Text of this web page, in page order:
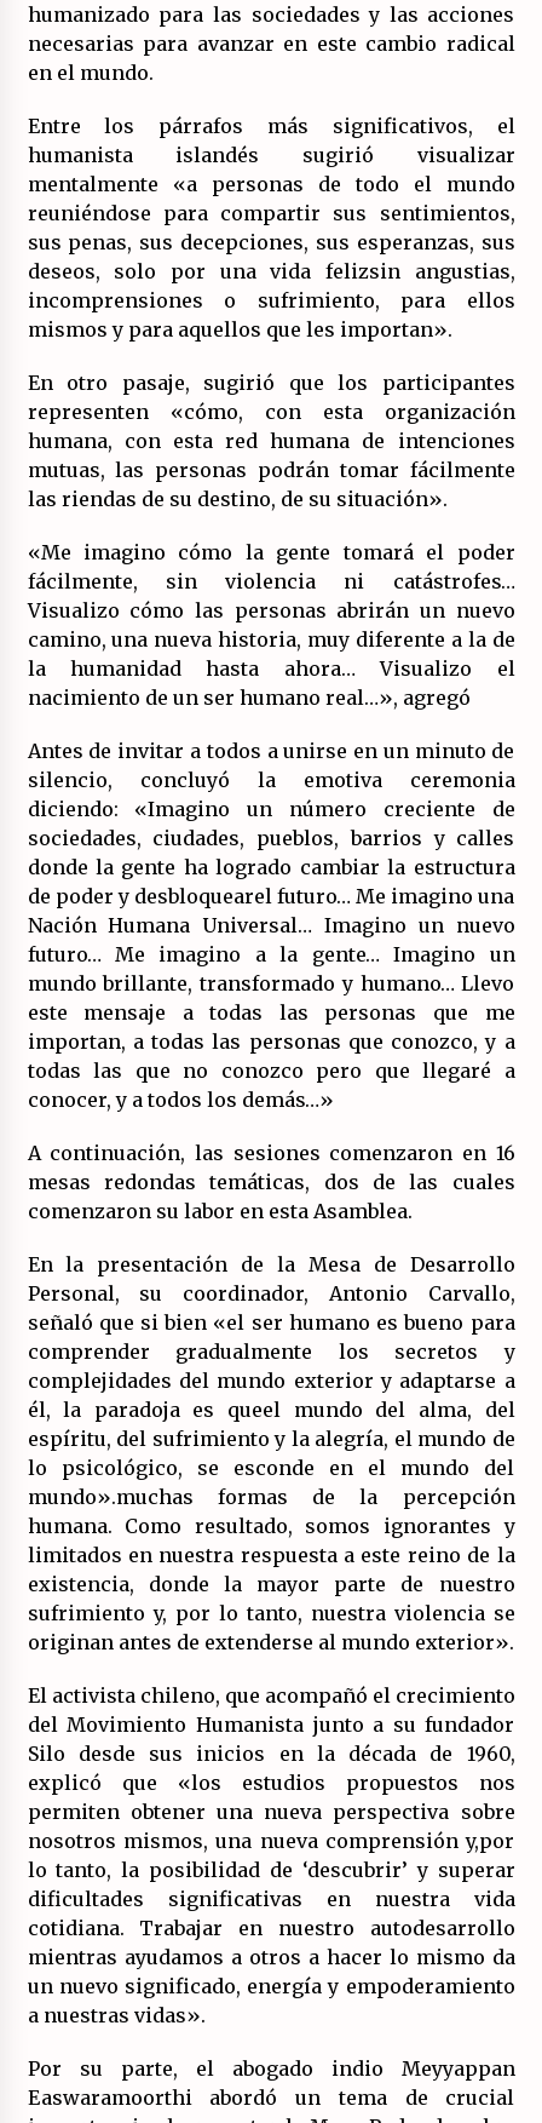
La OTAN acelera la militarización industrial
con un nuevo modelo de producción
Actos en Valencia y Alicante contra la
represión del activismo por Palestina.
16/07/2026
Asamblea abierta de los CLER en Alaquàs
plantea una alternativa a las obras aprobadas
para La Saleta y la línea C3.
16/07/2026
Declaración de Estambul por un Frente Común
contra la OTAN, el Imperialismo y la Guerra.
14/07/2026
El fuego no tiene la culpa en Los Gallardos
(Almería)
humanizado para las sociedades y las acciones
necesarias para avanzar en este cambio radical
en el mundo.
Entre los párrafos más significativos, el
humanista islandés sugirió visualizar
mentalmente «a personas de todo el mundo
reuniéndose para compartir sus sentimientos,
sus penas, sus decepciones, sus esperanzas, sus
deseos, solo por una vida felizsin angustias,
incomprensiones o sufrimiento, para ellos
mismos y para aquellos que les importan».
En otro pasaje, sugirió que los participantes
representen «cómo, con esta organización
humana, con esta red humana de intenciones
mutuas, las personas podrán tomar fácilmente
las riendas de su destino, de su situación».
«Me imagino cómo la gente tomará el poder
fácilmente, sin violencia ni catástrofes…
Visualizo cómo las personas abrirán un nuevo
camino, una nueva historia, muy diferente a la de
la humanidad hasta ahora… Visualizo el
nacimiento de un ser humano real…», agregó
Antes de invitar a todos a unirse en un minuto de
silencio, concluyó la emotiva ceremonia
diciendo: «Imagino un número creciente de
sociedades, ciudades, pueblos, barrios y calles
donde la gente ha logrado cambiar la estructura
de poder y desbloquearel futuro… Me imagino una
Nación Humana Universal… Imagino un nuevo
futuro… Me imagino a la gente… Imagino un
mundo brillante, transformado y humano… Llevo
este mensaje a todas las personas que me
importan, a todas las personas que conozco, y a
todas las que no conozco pero que llegaré a
conocer, y a todos los demás…»
A continuación, las sesiones comenzaron en 16
mesas redondas temáticas, dos de las cuales
comenzaron su labor en esta Asamblea.
En la presentación de la Mesa de Desarrollo
Personal, su coordinador, Antonio Carvallo,
señaló que si bien «el ser humano es bueno para
comprender gradualmente los secretos y
complejidades del mundo exterior y adaptarse a
él, la paradoja es queel mundo del alma, del
espíritu, del sufrimiento y la alegría, el mundo de
lo psicológico, se esconde en el mundo del
mundo».muchas formas de la percepción
humana. Como resultado, somos ignorantes y
limitados en nuestra respuesta a este reino de la
existencia, donde la mayor parte de nuestro
sufrimiento y, por lo tanto, nuestra violencia se
originan antes de extenderse al mundo exterior».
El activista chileno, que acompañó el crecimiento
del Movimiento Humanista junto a su fundador
Silo desde sus inicios en la década de 1960,
explicó que «los estudios propuestos nos
permiten obtener una nueva perspectiva sobre
nosotros mismos, una nueva comprensión y,por
lo tanto, la posibilidad de ‘descubrir’ y superar
dificultades significativas en nuestra vida
cotidiana. Trabajar en nuestro autodesarrollo
mientras ayudamos a otros a hacer lo mismo da
un nuevo significado, energía y empoderamiento
a nuestras vidas».
Por su parte, el abogado indio Meyyappan
Easwaramoorthi abordó un tema de crucial